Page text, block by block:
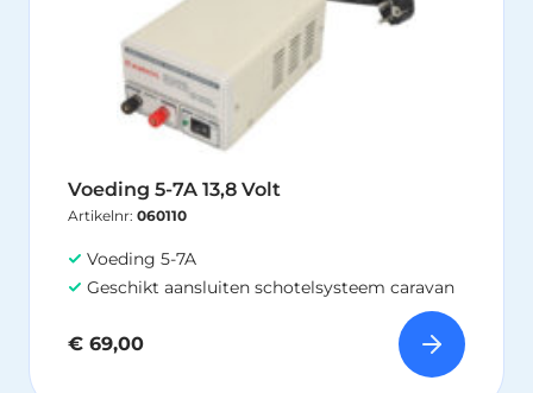
Voeding 5-7A 13,8 Volt
Artikelnr: 060110
Voeding 5-7A
Geschikt aansluiten schotelsysteem caravan
€ 69,00